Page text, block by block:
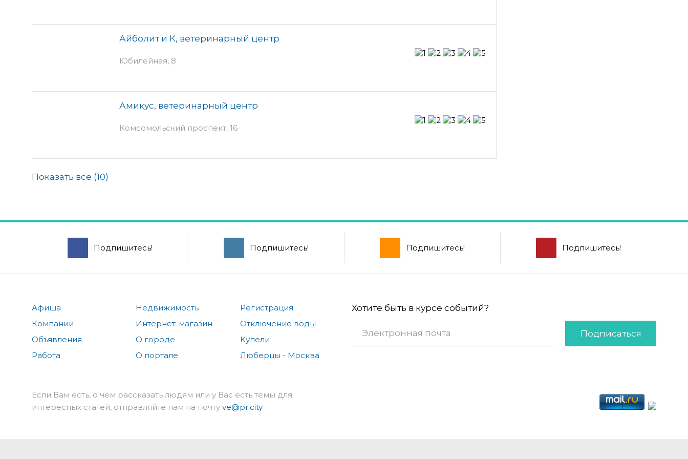
Айболит и К, ветеринарный центр
Юбилейная, 8
Амикус, ветеринарный центр
Комсомольский проспект, 16
Показать все (10)
Подпишитесь! Подпишитесь! Подпишитесь! Подпишитесь!
Афиша
Компании
Объявления
Работа
Недвижимость
Интернет-магазин
О городе
О портале
Регистрация
Отключение воды
Купели
Люберцы - Москва
Хотите быть в курсе событий?
Подписаться
Если Вам есть, о чем рассказать людям или у Вас есть темы для
интересных статей, отправляйте нам на почту ve@pr.city